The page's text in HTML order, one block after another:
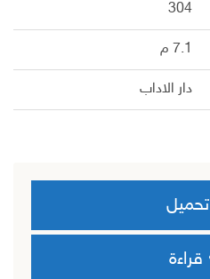
304
7.1 م
دار الاداب
تحميل
قراءة